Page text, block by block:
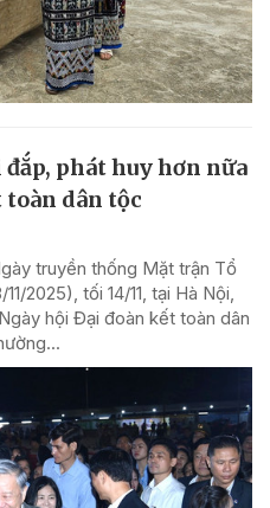
phát huy hơn nữa
toàn dân tộc
truyền thống Mặt trận Tổ
2025), tối 14/11, tại Hà Nội,
hội Đại đoàn kết toàn dân